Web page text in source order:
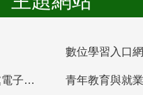
數位學習入口網
教育部統計處電子書櫃